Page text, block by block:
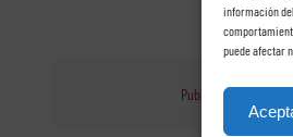
información
puede afectar
Published On: enero